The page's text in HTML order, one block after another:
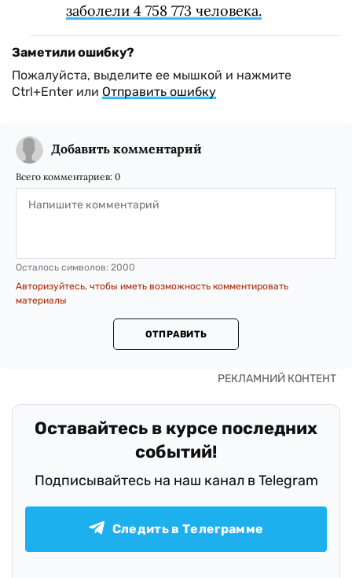
заболели 4 758 773 человека.
Заметили ошибку?
Пожалуйста, выделите ее мышкой и нажмите
Ctrl+Enter или Отправить ошибку
Добавить комментарий
Всего комментариев: 0
Осталось символов: 2000
Авторизуйтесь, чтобы иметь возможность комментировать
материалы
ОТПРАВИТЬ
Оставайтесь в курсе последних
событий!
Подписывайтесь на наш канал в Telegram
Следить в Телеграмме